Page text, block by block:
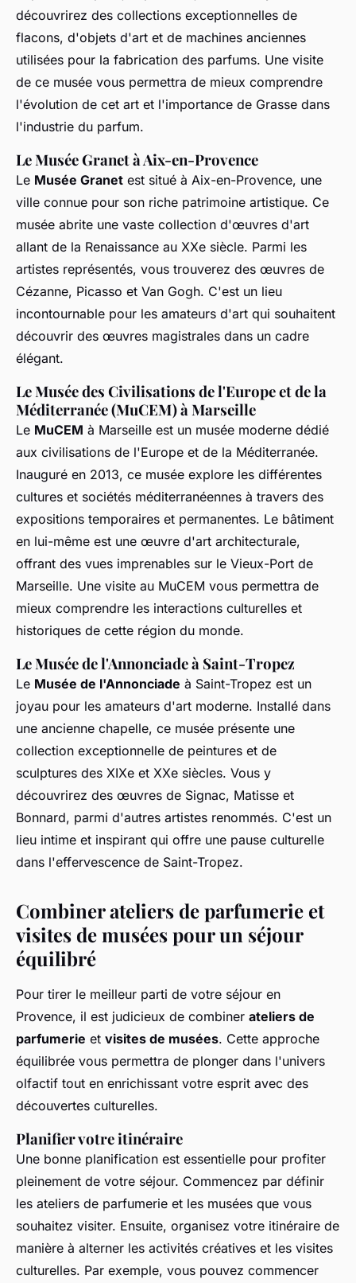
découvrirez des collections exceptionnelles de
flacons, d'objets d'art et de machines anciennes
utilisées pour la fabrication des parfums. Une visite
de ce musée vous permettra de mieux comprendre
l'évolution de cet art et l'importance de Grasse dans
l'industrie du parfum.
Le Musée Granet à Aix-en-Provence
Le Musée Granet est situé à Aix-en-Provence, une
ville connue pour son riche patrimoine artistique. Ce
musée abrite une vaste collection d'œuvres d'art
allant de la Renaissance au XXe siècle. Parmi les
artistes représentés, vous trouverez des œuvres de
Cézanne, Picasso et Van Gogh. C'est un lieu
incontournable pour les amateurs d'art qui souhaitent
découvrir des œuvres magistrales dans un cadre
élégant.
Le Musée des Civilisations de l'Europe et de la
Méditerranée (MuCEM) à Marseille
Le MuCEM à Marseille est un musée moderne dédié
aux civilisations de l'Europe et de la Méditerranée.
Inauguré en 2013, ce musée explore les différentes
cultures et sociétés méditerranéennes à travers des
expositions temporaires et permanentes. Le bâtiment
en lui-même est une œuvre d'art architecturale,
offrant des vues imprenables sur le Vieux-Port de
Marseille. Une visite au MuCEM vous permettra de
mieux comprendre les interactions culturelles et
historiques de cette région du monde.
Le Musée de l'Annonciade à Saint-Tropez
Le Musée de l'Annonciade à Saint-Tropez est un
joyau pour les amateurs d'art moderne. Installé dans
une ancienne chapelle, ce musée présente une
collection exceptionnelle de peintures et de
sculptures des XIXe et XXe siècles. Vous y
découvrirez des œuvres de Signac, Matisse et
Bonnard, parmi d'autres artistes renommés. C'est un
lieu intime et inspirant qui offre une pause culturelle
dans l'effervescence de Saint-Tropez.
Combiner ateliers de parfumerie et
visites de musées pour un séjour
équilibré
Pour tirer le meilleur parti de votre séjour en
Provence, il est judicieux de combiner ateliers de
parfumerie et visites de musées. Cette approche
équilibrée vous permettra de plonger dans l'univers
olfactif tout en enrichissant votre esprit avec des
découvertes culturelles.
Planifier votre itinéraire
Une bonne planification est essentielle pour profiter
pleinement de votre séjour. Commencez par définir
les ateliers de parfumerie et les musées que vous
souhaitez visiter. Ensuite, organisez votre itinéraire de
manière à alterner les activités créatives et les visites
culturelles. Par exemple, vous pouvez commencer